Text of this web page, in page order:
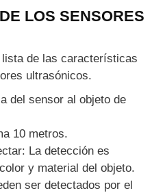
LOS SENSORES
de las características
ultrasónicos.
del sensor al objeto de
10 metros.
La detección es
y material del objeto.
ser detectados por el